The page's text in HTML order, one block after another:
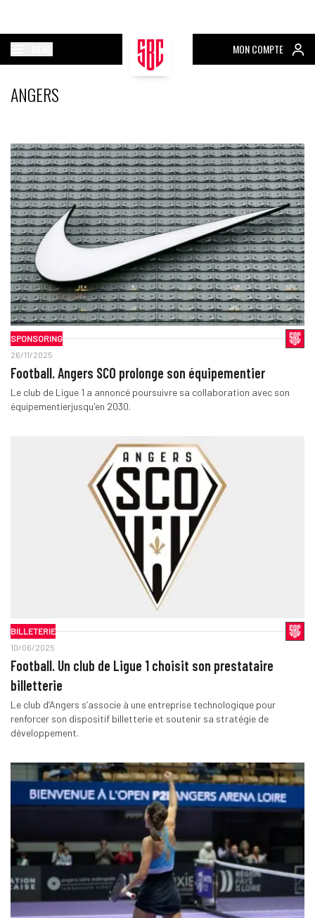
MON COMPTE
ANGERS
SPONSORING
26/11/2025
Football. Angers SCO prolonge son équipementier
Le club de Ligue 1 a annoncé poursuivre sa collaboration avec son
équipementierjusqu'en 2030.
BILLETERIE
10/06/2025
Football. Un club de Ligue 1 choisit son prestataire
billetterie
Le club d’Angers s’associe à une entreprise technologique pour
renforcer son dispositif billetterie et soutenir sa stratégie de
développement.